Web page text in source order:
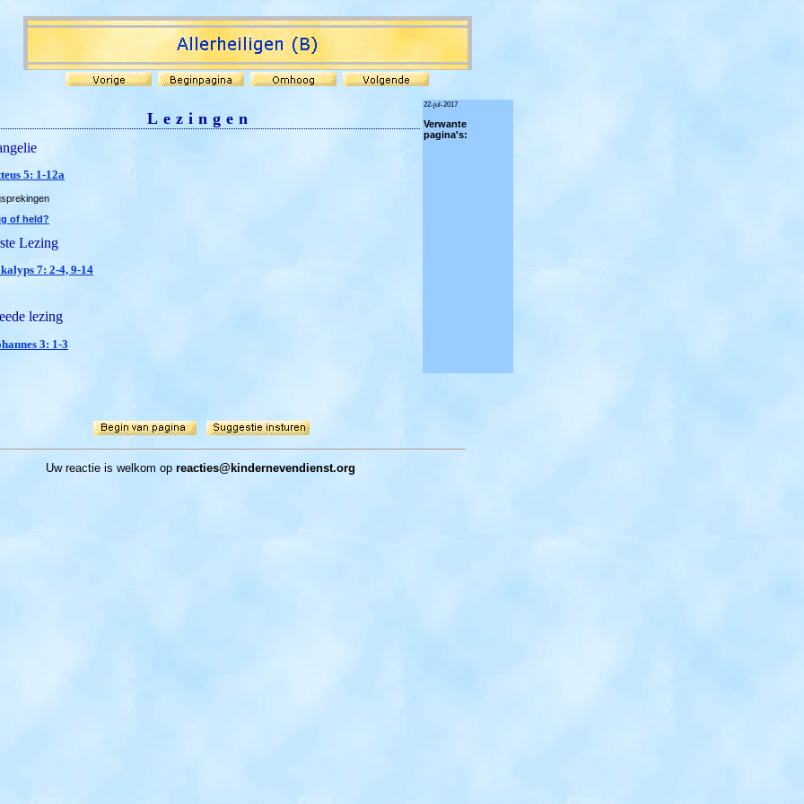
Lezingen
5: 1-12a
of held?
Lezing
7: 2-4, 9-14
lezing
3: 1-3
22-jul-2017
Verwante
pagina's:
Uw reactie is welkom op reacties@kindernevendienst.org